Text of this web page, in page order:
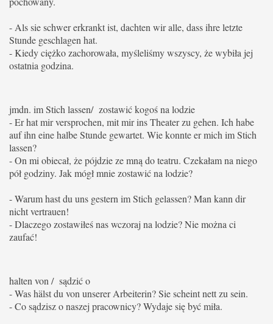
- Als sie schwer erkrankt ist, dachten wir alle, dass ihre letzte
Stunde geschlagen hat.
- Kiedy ciężko zachorowała, myśleliśmy wszyscy, że wybiła jej
ostatnia godzina.
jmdn. im Stich lassen/ zostawić kogoś na lodzie
- Er hat mir versprochen, mit mir ins Theater zu gehen. Ich habe
auf ihn eine halbe Stunde gewartet. Wie konnte er mich im Stich
lassen?
- On mi obiecał, że pójdzie ze mną do teatru. Czekałam na niego
pół godziny. Jak mógł mnie zostawić na lodzie?
- Warum hast du uns gestern im Stich gelassen? Man kann dir
nicht vertrauen!
- Dlaczego zostawiłeś nas wczoraj na lodzie? Nie można ci
zaufać!
halten von / sądzić o
- Was hälst du von unserer Arbeiterin?Sie scheint nett zu sein.
- Co sądzisz o naszej pracownicy?Wydaje się być miła.